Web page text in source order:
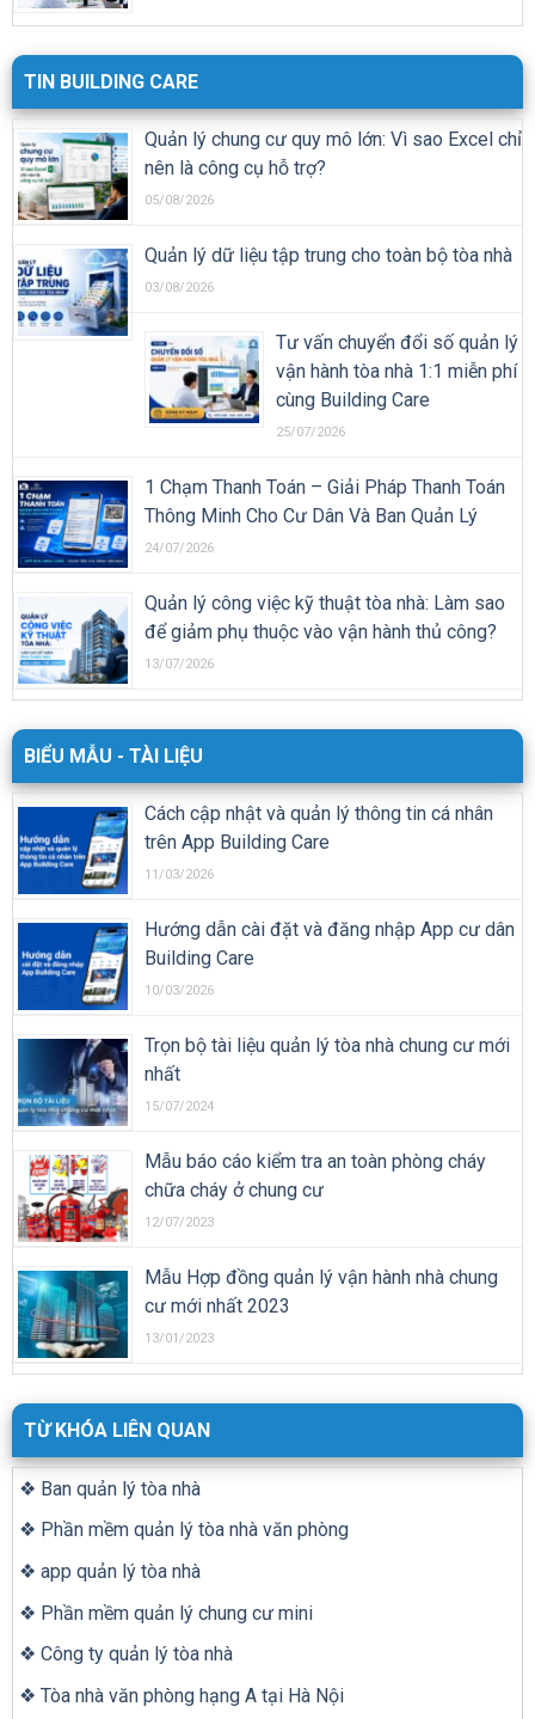
TIN BUILDING CARE
Quản lý chung cư quy mô lớn: Vì sao Excel chỉ
nên là công cụ hỗ trợ?
05/08/2026
Quản lý dữ liệu tập trung cho toàn bộ tòa nhà
03/08/2026
Tư vấn chuyển đổi số quản lý
vận hành tòa nhà 1:1 miễn phí
cùng Building Care
25/07/2026
1 Chạm Thanh Toán – Giải Pháp Thanh Toán
Thông Minh Cho Cư Dân Và Ban Quản Lý
24/07/2026
Quản lý công việc kỹ thuật tòa nhà: Làm sao
để giảm phụ thuộc vào vận hành thủ công?
13/07/2026
BIỂU MẪU - TÀI LIỆU
Cách cập nhật và quản lý thông tin cá nhân
trên App Building Care
11/03/2026
Hướng dẫn cài đặt và đăng nhập App cư dân
Building Care
10/03/2026
Trọn bộ tài liệu quản lý tòa nhà chung cư mới
nhất
15/07/2024
Mẫu báo cáo kiểm tra an toàn phòng cháy
chữa cháy ở chung cư
12/07/2023
Mẫu Hợp đồng quản lý vận hành nhà chung
cư mới nhất 2023
13/01/2023
TỪ KHÓA LIÊN QUAN
❖ Ban quản lý tòa nhà
❖ Phần mềm quản lý tòa nhà văn phòng
❖ app quản lý tòa nhà
❖ Phần mềm quản lý chung cư mini
❖ Công ty quản lý tòa nhà
❖ Tòa nhà văn phòng hạng A tại Hà Nội